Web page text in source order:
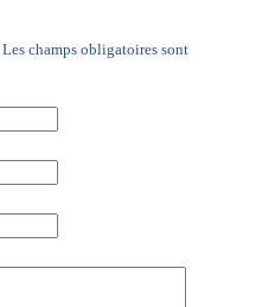
Les champs obligatoires sont